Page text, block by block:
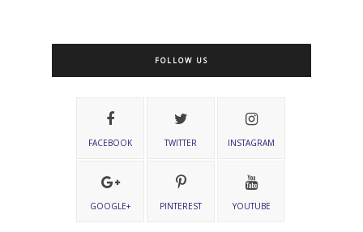
FOLLOW US
FACEBOOK TWITTER INSTAGRAM
GOOGLE+ PINTEREST YOUTUBE